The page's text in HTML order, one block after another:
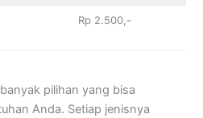
Rp 2.500,-
pilihan yang bisa
Anda. Setiap jenisnya